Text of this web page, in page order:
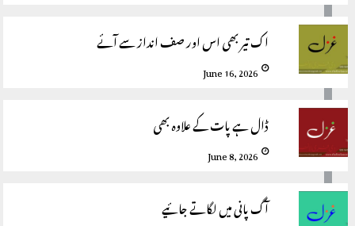
اک تیر بھی اس اور صف انداز سے آئے
June 16, 2026
ڈال ہے پات کے علاوہ بھی
June 8, 2026
آگ پانی میں لگاتے جائیے